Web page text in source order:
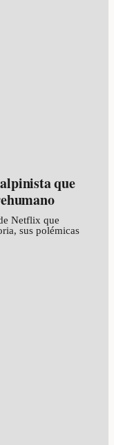
que
Netflix que
sus polémicas